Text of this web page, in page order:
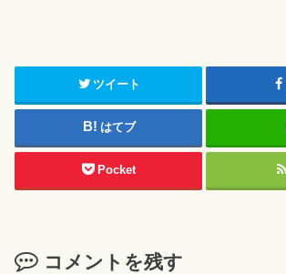
ツイート
はてブ
Pocket
コメントを残す